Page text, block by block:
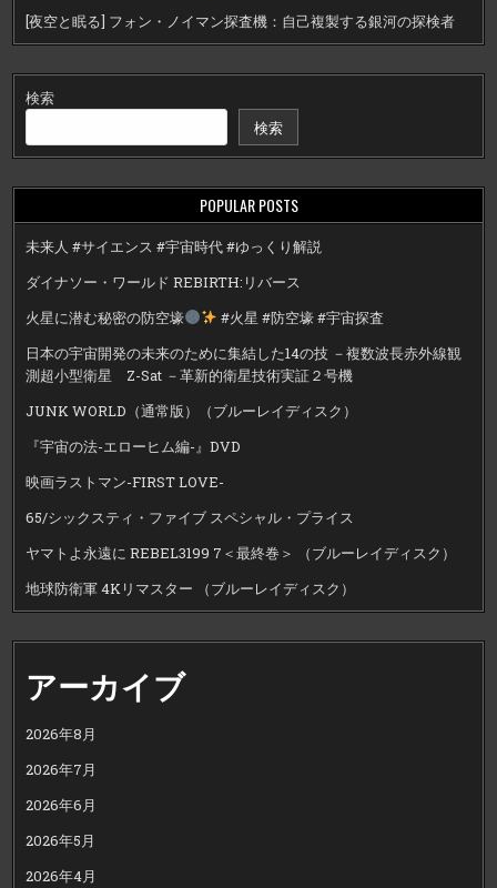
[夜空と眠る] フォン・ノイマン探査機：自己複製する銀河の探検者
検索
検索
POPULAR POSTS
未来人 #サイエンス #宇宙時代 #ゆっくり解説
ダイナソー・ワールド REBIRTH:リバース
火星に潜む秘密の防空壕
#火星 #防空壕 #宇宙探査
日本の宇宙開発の未来のために集結した14の技 －複数波長赤外線観
測超小型衛星 Z-Sat －革新的衛星技術実証２号機
JUNK WORLD（通常版）（ブルーレイディスク）
『宇宙の法-エローヒム編-』DVD
映画ラストマン-FIRST LOVE-
65/シックスティ・ファイブ スペシャル・プライス
ヤマトよ永遠に REBEL3199 7＜最終巻＞ （ブルーレイディスク）
地球防衛軍 4Kリマスター （ブルーレイディスク）
アーカイブ
2026年8月
2026年7月
2026年6月
2026年5月
2026年4月